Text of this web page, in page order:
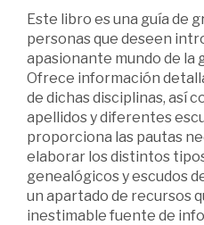
Este libro es una guía de
personas que deseen
apasionante mundo de la
Ofrece información
de dichas disciplinas, así
apellidos y diferentes
proporciona las pautas
elaborar los distintos
genealógicos y escudos
un apartado de recursos
inestimable fuente de